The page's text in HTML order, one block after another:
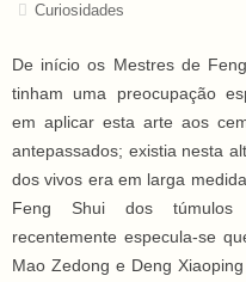
Curiosidades
De início os Mestres de
tinham uma preocupação
em aplicar esta arte aos
antepassados; existia nesta
dos vivos era em larga
Feng Shui dos túmulos
recentemente especula-se
Mao Zedong e Deng